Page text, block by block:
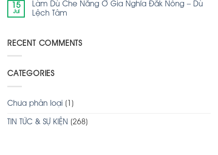
15
Jul
Làm Dù Che Nắng Ở Gia Nghĩa Đắk Nông – Dù
Lệch Tâm
RECENT COMMENTS
CATEGORIES
Chưa phân loại (1)
TIN TỨC & SỰ KIỆN (268)